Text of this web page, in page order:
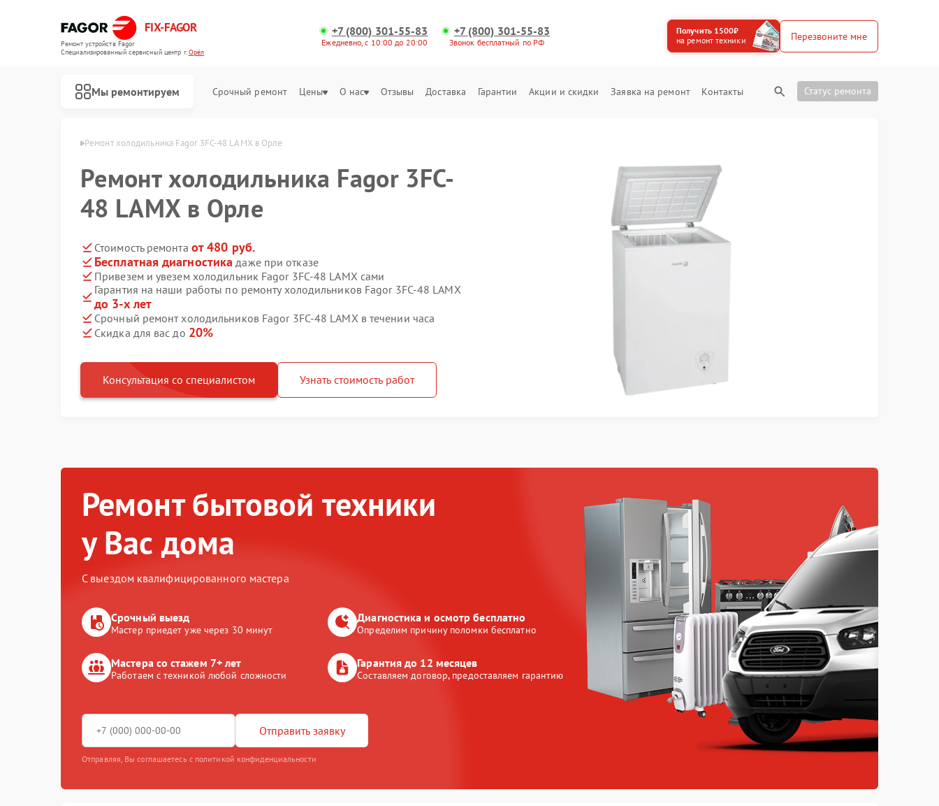
FIX-FAGOR
Ремонт устройств Fagor
Специализированный cервисный центр г.Орёл
+7 (800) 301-55-83
Ежедневно, с 10:00 до 20:00
+7 (800) 301-55-83
Звонок бесплатный по РФ
Получить 1500₽
на ремонт техники
Перезвоните мне
Мы ремонтируем Срочный ремонт Цены О нас Отзывы Доставка Гарантии Акции и скидки Заявка на ремонт Контакты Статус ремонта
Fagor в Орле Ремонт холодильника Fagor 3FC-48 LAMX в Орле
Ремонт холодильника Fagor 3FC-
48 LAMX в Орле
Стоимость ремонта от 480 руб.
Бесплатная диагностика даже при отказе
Привезем и увезем холодильник Fagor 3FC-48 LAMX сами
Гарантия на наши работы по ремонту холодильников Fagor 3FC-48 LAMX
до 3-х лет
Срочный ремонт холодильников Fagor 3FC-48 LAMX в течении часа
Скидка для вас до 20%
Консультация со специалистом Узнать стоимость работ
Ремонт бытовой техники
у Вас дома
С выездом квалифицированного мастера
Срочный выезд
Мастер приедет уже через 30 минут
Диагностика и осмотр бесплатно
Определим причину поломки бесплатно
Мастера со стажем 7+ лет
Работаем с техникой любой сложности
Гарантия до 12 месяцев
Составляем договор, предоставляем гарантию
Отправить заявку
Отправляя, Вы соглашаетесь с политикой конфиденциальности